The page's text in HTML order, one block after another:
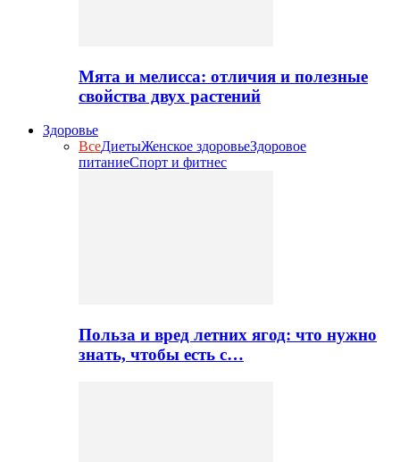
Мята и мелисса: отличия и полезные
свойства двух растений
Здоровье
ВсеДиетыЖенское здоровьеЗдоровое
питаниеСпорт и фитнес
Польза и вред летних ягод: что нужно
знать, чтобы есть с…